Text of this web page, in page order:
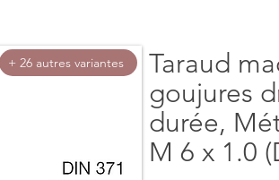
+ 26 autres variantes
Taraud
goujures
durée,
M 6 x 1.0